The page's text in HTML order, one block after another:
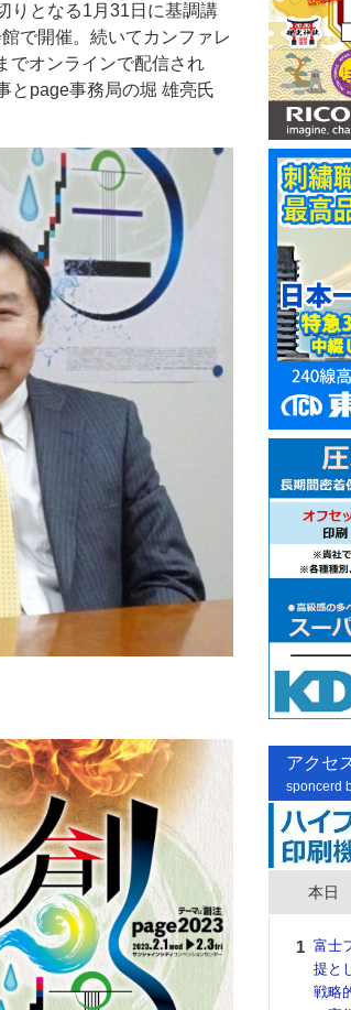
りとなる1月31日に基調講
で開催。続いてカンファレ
でオンラインで配信され
とpage事務局の堀 雄亮氏
アクセ
sponcerd
本日
富士
提と
戦略